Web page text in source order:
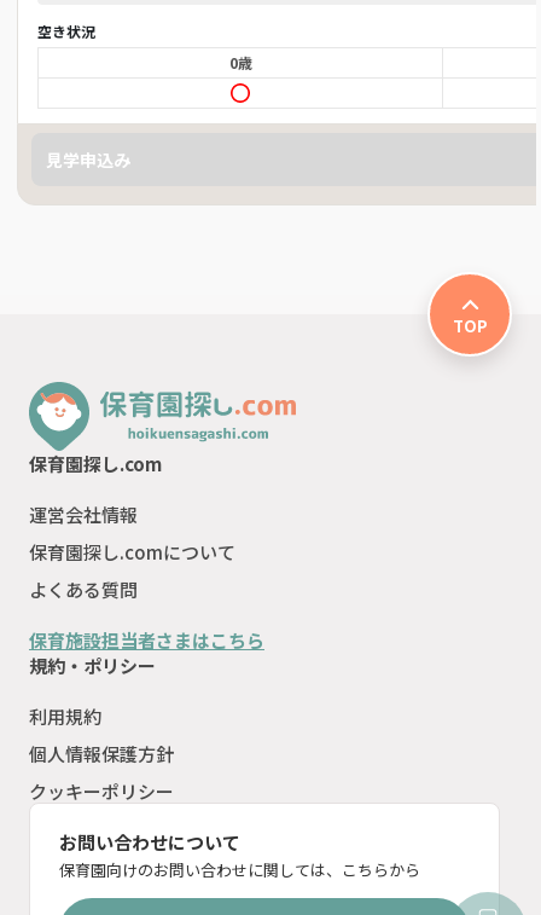
空き状況
0歳
見学申込み
TOP
保育園探し.com
運営会社情報
保育園探し.comについて
よくある質問
保育施設担当者さまはこちら
規約・ポリシー
利用規約
個人情報保護方針
クッキーポリシー
お問い合わせについて
保育園向けのお問い合わせに関しては、こちらから